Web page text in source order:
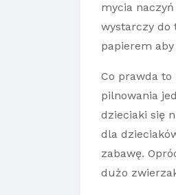
mycia
wystarczy do
papierem
Co prawda to
pilnowania
dzieciaki się
dla
zabawę.
dużo